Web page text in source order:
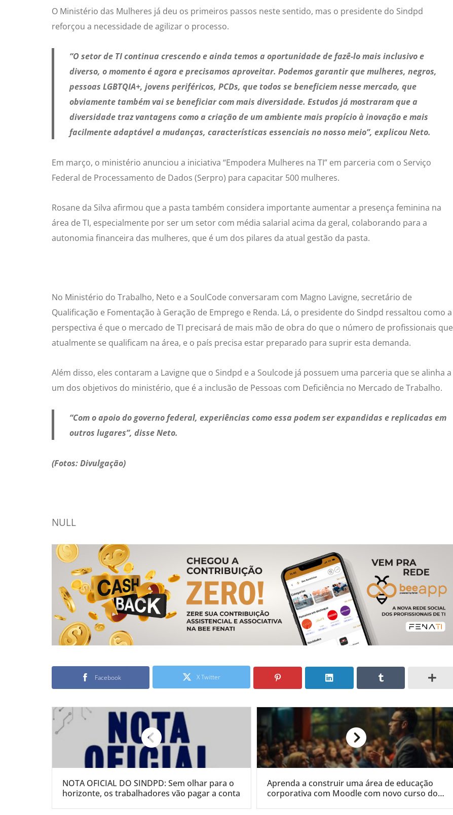
O Ministério das Mulheres já deu os primeiros passos neste sentido, mas o presidente do Sindpd
reforçou a necessidade de agilizar o processo.
“O setor de TI continua crescendo e ainda temos a oportunidade de fazê-lo mais inclusivo e
diverso, o momento é agora e precisamos aproveitar. Podemos garantir que mulheres, negros,
pessoas LGBTQIA+, jovens periféricos, PCDs, que todos se beneficiem nesse mercado, que
obviamente também vai se beneficiar com mais diversidade. Estudos já mostraram que a
diversidade traz vantagens como a criação de um ambiente mais propício à inovação e mais
facilmente adaptável a mudanças, características essenciais no nosso meio”, explicou Neto.
Em março, o ministério anunciou a iniciativa “Empodera Mulheres na TI” em parceria com o Serviço
Federal de Processamento de Dados (Serpro) para capacitar 500 mulheres.
Rosane da Silva afirmou que a pasta também considera importante aumentar a presença feminina na
área de TI, especialmente por ser um setor com média salarial acima da geral, colaborando para a
autonomia financeira das mulheres, que é um dos pilares da atual gestão da pasta.
No Ministério do Trabalho, Neto e a SoulCode conversaram com Magno Lavigne, secretário de
Qualificação e Fomentação à Geração de Emprego e Renda. Lá, o presidente do Sindpd ressaltou como a
perspectiva é que o mercado de TI precisará de mais mão de obra do que o número de profissionais que
atualmente se qualificam na área, e o país precisa estar preparado para suprir esta demanda.
Além disso, eles contaram a Lavigne que o Sindpd e a Soulcode já possuem uma parceria que se alinha a
um dos objetivos do ministério, que é a inclusão de Pessoas com Deficiência no Mercado de Trabalho.
“Com o apoio do governo federal, experiências como essa podem ser expandidas e replicadas em
outros lugares”, disse Neto.
(Fotos: Divulgação)
NULL
Facebook X Twitter
NOTA OFICIAL DO SINDPD: Sem olhar para o
horizonte, os trabalhadores vão pagar a conta
Aprenda a construir uma área de educação
corporativa com Moodle com novo curso do